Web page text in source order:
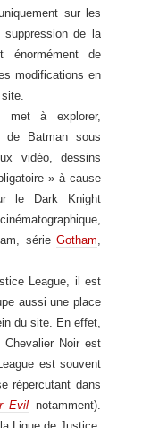
sur les
de la
énormément de
modifications en
à explorer,
de Batman sous
vidéo, dessins
» à cause
le Dark Knight
série Gotham,
League, il est
aussi une place
du site. En effet,
Noir est
est souvent
répercutant dans
Evil notamment).